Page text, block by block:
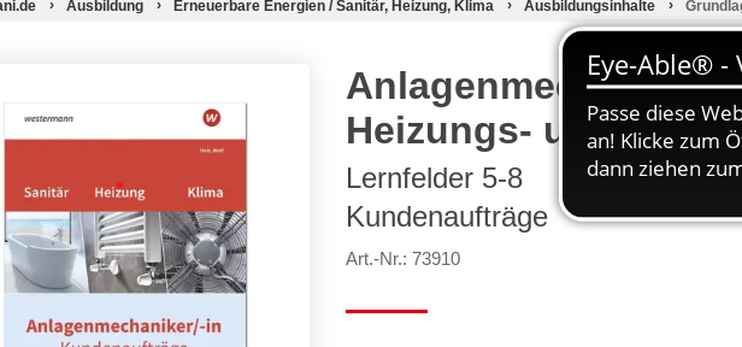
Ausbildung Erneuerbare Energien / Sanitär, Heizung, Klima Ausbildungsinhalte
Anlagenmechaniker
Heizungs- und
Lernfelder 5-8
Kundenaufträge
Art.-Nr.: 73910